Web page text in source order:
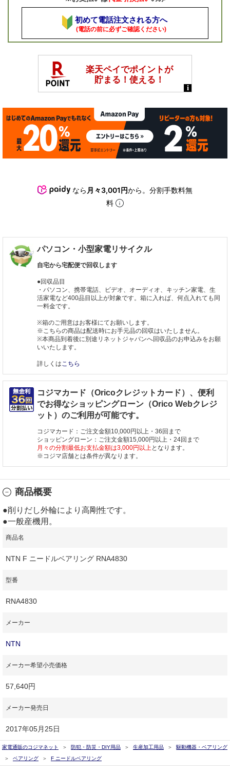
初めて電話注文される方へ
(電話の前に必ずご確認ください)
なら 月々3,001円から。分割手数料無
料
パソコン・小型家電リサイクル
自宅から宅配便で回収します
●回収品目
・パソコン、携帯電話、ビデオ、オーディオ、キッチン家電、生
活家電など400品目以上が対象です。箱に入れば、何点入れても同
一料金です。
※箱のご用意はお客様にてお願いします。
※こちらの商品は配送時にお手元品の回収はいたしません。
※本商品到着後に別途リネットジャパンへ回収品のお申込みをお願
いいたします。
詳しくはこちら
コジマカード（Oricoクレジットカード）、便利
でお得なショッピングローン（Orico Webクレジ
ット）のご利用が可能です。
コジマカード：ご注文金額10,000円以上・36回まで
ショッピングローン：ご注文金額15,000円以上・24回まで
月々の分割最低お支払金額は3,000円以上となります。
※コジマ店舗とは条件が異なります。
商品概要
●削りだし外輪により高剛性です。
●一般産機用。
商品名
NTN F ニードルベアリング RNA4830
型番
RNA4830
メーカー
NTN
メーカー希望小売価格
57,640円
メーカー発売日
2017年05月25日
家電通販のコジマネット 防犯・防災・DIY用品 生産加工用品
駆動機器・ベアリング
ベアリング
F ニードルベアリング